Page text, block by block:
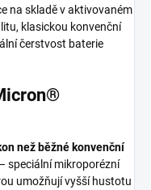
na skladě v aktivovaném
klasickou konvenční
čerstvost baterie
než běžné konvenční
speciální mikroporézní
umožňují vyšší hustotu